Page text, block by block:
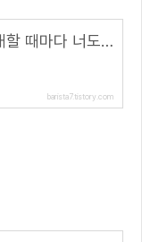
앱테크, 샵백 친구 초대할 때마다 너도나도 1만원 무한 적립(초대 코드 : UVOsnO)
barista7.tistory.com